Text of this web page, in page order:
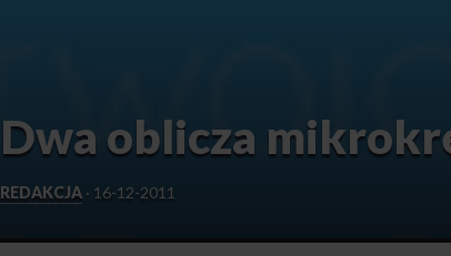
Dwa oblicza
REDAKCJA · 16-12-2011